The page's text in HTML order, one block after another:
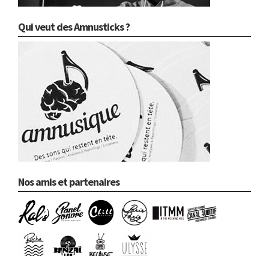
Qui veut des Amnusticks ?
Nos amis et partenaires